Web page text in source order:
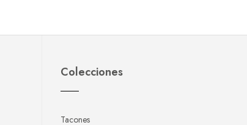
Colecciones
Tacones